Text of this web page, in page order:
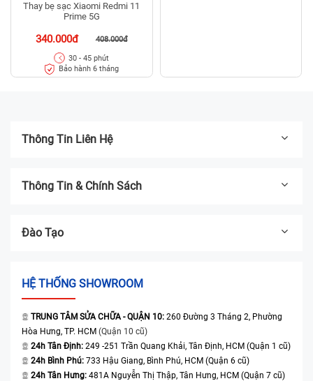
Thay bẹ sạc Xiaomi Redmi 11
Prime 5G
340.000đ 408.000đ
30 - 45 phút
Bảo hành 6 tháng
Thông Tin Liên Hệ
Thông Tin & Chính Sách
Đào Tạo
HỆ THỐNG SHOWROOM
TRUNG TÂM SỬA CHỮA - QUẬN 10: 260 Đường 3 Tháng 2, Phường
Hòa Hưng, TP. HCM (Quận 10 cũ)
24h Tân Định: 249 -251 Trần Quang Khải, Tân Định, HCM (Quận 1 cũ)
24h Bình Phú: 733 Hậu Giang, Bình Phú, HCM (Quận 6 cũ)
24h Tân Hưng: 481A Nguyễn Thị Thập, Tân Hưng, HCM (Quận 7 cũ)